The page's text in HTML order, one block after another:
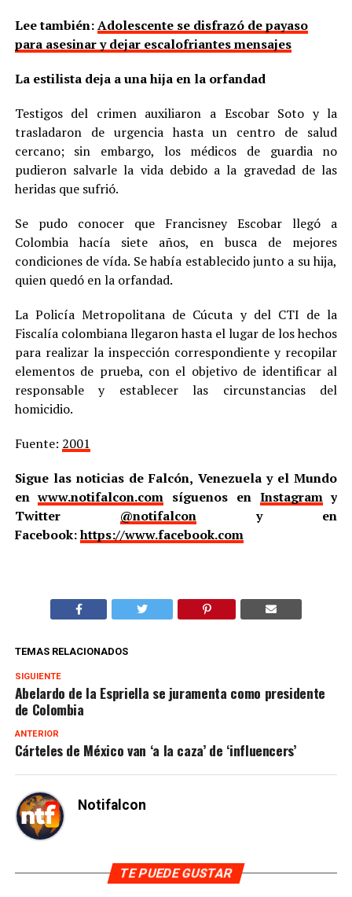
Lee también:Adolescente se disfrazó de payaso
para asesinar y dejar escalofriantes mensajes
La estilista deja a una hija en la orfandad
Testigos del crimen auxiliaron a Escobar Soto y la
trasladaron de urgencia hasta un centro de salud
cercano; sin embargo, los médicos de guardia no
pudieron salvarle la vida debido a la gravedad de las
heridas que sufrió.
Se pudo conocer que Francisney Escobar llegó a
Colombia hacía siete años, en busca de mejores
condiciones de vída. Se había establecido junto a su hija,
quien quedó en la orfandad.
La Policía Metropolitana de Cúcuta y del CTI de la
Fiscalía colombiana llegaron hasta el lugar de los hechos
para realizar la inspección correspondiente y recopilar
elementos de prueba, con el objetivo de identificar al
responsable y establecer las circunstancias del
homicidio.
Fuente: 2001
Sigue las noticias de Falcón, Venezuela y el Mundo
enwww.notifalcon.com síguenos en Instagramy
Twitter @notifalcony en
Facebook:https://www.facebook.com
TEMAS RELACIONADOS
SIGUIENTE
Abelardo de la Espriella se juramenta como presidente
de Colombia
ANTERIOR
Cárteles de México van ‘a la caza’ de ‘influencers’
Notifalcon
TE PUEDE GUSTAR